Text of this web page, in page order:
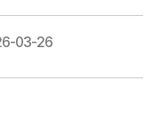
03-26